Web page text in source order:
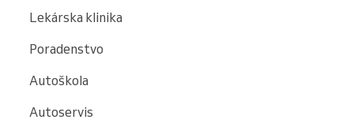
Lekárska klinika
Poradenstvo
Autoškola
Autoservis